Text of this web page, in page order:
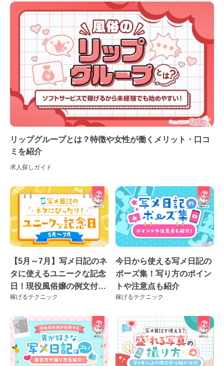
リップグループとは？特徴や女性が働くメリット・口コ
ミを紹介
求人探しガイド
【5月～7月】写メ日記のネ
タに使えるユニークな記念
日！現役風俗嬢の例文付き
♪
稼げるテクニック
今日から使える写メ日記の
ポーズ集！写り方のポイン
トや注意点も紹介
稼げるテクニック